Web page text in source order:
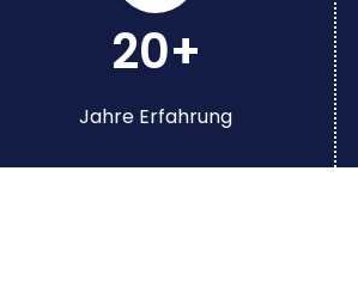
20+
Jahre Erfahrung